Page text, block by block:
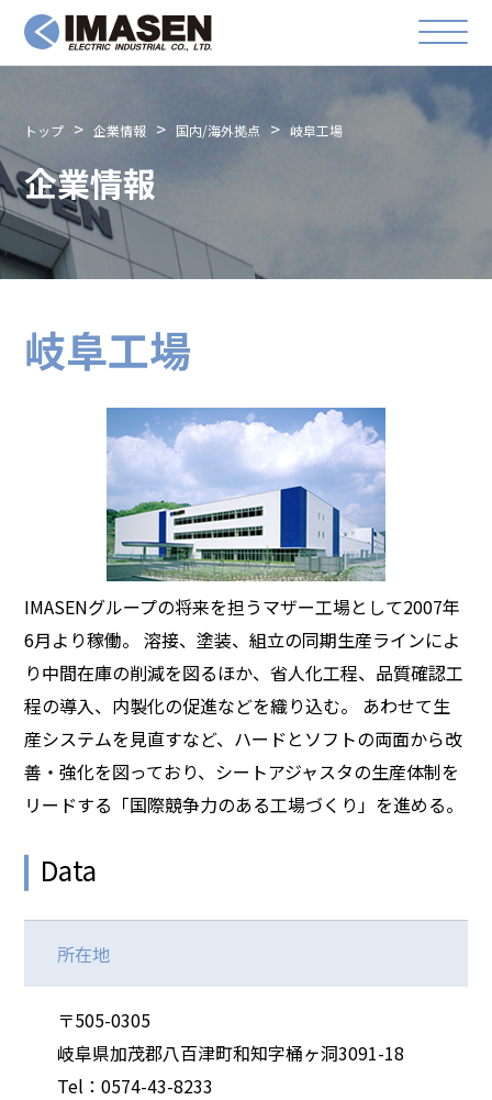
トップ 企業情報 国内/海外拠点 岐阜工場
企業情報
岐阜工場
IMASENグループの将来を担うマザー工場として2007年
6月より稼働。 溶接、塗装、組立の同期生産ラインによ
り中間在庫の削減を図るほか、省人化工程、品質確認工
程の導入、内製化の促進などを織り込む。 あわせて生
産システムを見直すなど、ハードとソフトの両面から改
善・強化を図っており、シートアジャスタの生産体制を
リードする「国際競争力のある工場づくり」を進める。
Data
所在地
〒505-0305
岐阜県加茂郡八百津町和知字桶ヶ洞3091-18
Tel：0574-43-8233